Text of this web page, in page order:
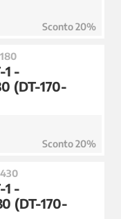
Sconto 20%
1 -
(DT-170-
Sconto 20%
1 -
(DT-170-